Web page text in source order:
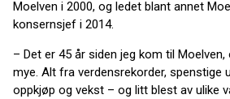
Moelven i 2000, og ledet blant annet
konsernsjef i 2014.
– Det er 45 år siden jeg kom til
mye. Alt fra verdensrekorder, spenstige
oppkjøp og vekst – og litt blest av ulike